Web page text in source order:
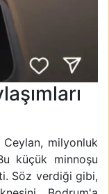
Ceylan, milyonluk
küçük minnoşu
Söz verdiği gibi,